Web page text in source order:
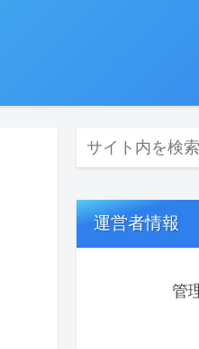
運営者情報
管